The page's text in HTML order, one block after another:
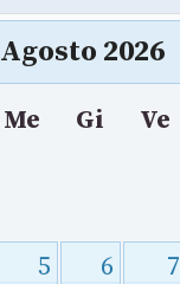
Agosto 2026
Me Gi Ve
5 6 7